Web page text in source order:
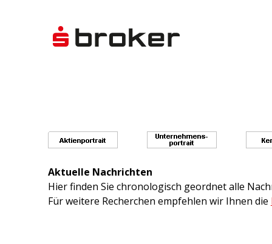
Aktuelle Nachrichten
Hier finden Sie chronologisch geordnet alle
Für weitere Recherchen empfehlen wir Ihnen die